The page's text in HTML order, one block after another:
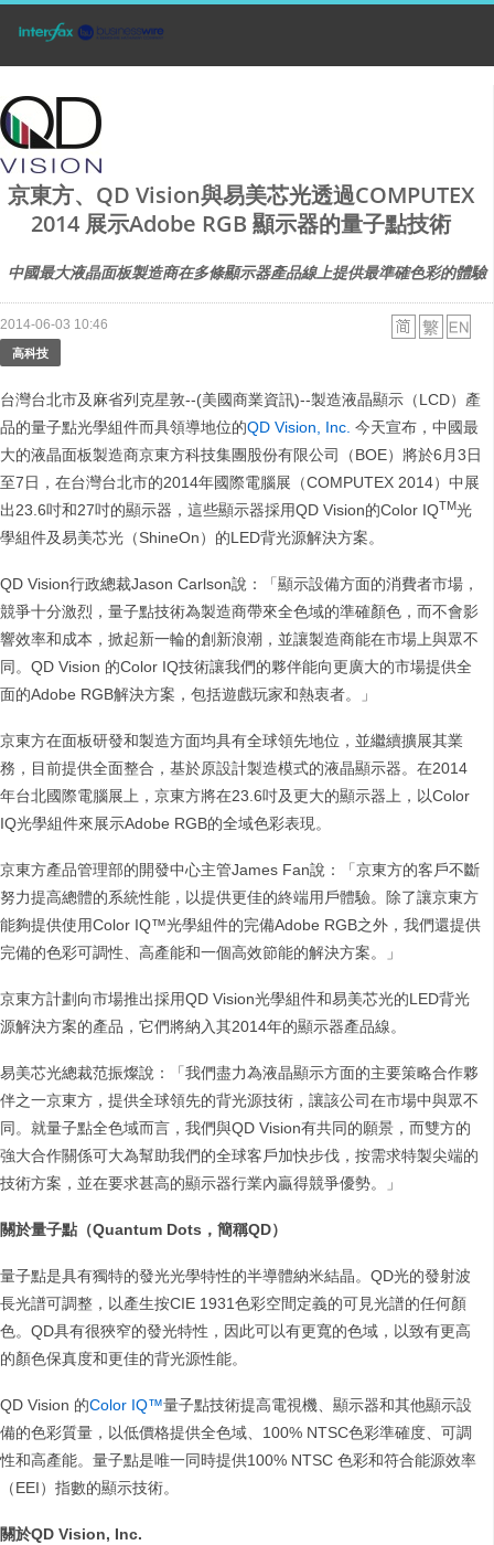
京東方、QD Vision與易美芯光透過COMPUTEX
2014 展示Adobe RGB 顯示器的量子點技術
中國最大液晶面板製造商在多條顯示器產品線上提供最準確色彩的體驗
2014-06-03 10:46
高科技
台灣台北市及麻省列克星敦--(美國商業資訊)--製造液晶顯示（LCD）產
品的量子點光學組件而具領導地位的QD Vision, Inc. 今天宣布，中國最
大的液晶面板製造商京東方科技集團股份有限公司（BOE）將於6月3日
至7日，在台灣台北市的2014年國際電腦展（COMPUTEX 2014）中展
出23.6吋和27吋的顯示器，這些顯示器採用QD Vision的Color IQTM光
學組件及易美芯光（ShineOn）的LED背光源解決方案。
QD Vision行政總裁Jason Carlson說：「顯示設備方面的消費者市場，
競爭十分激烈，量子點技術為製造商帶來全色域的準確顏色，而不會影
響效率和成本，掀起新一輪的創新浪潮，並讓製造商能在市場上與眾不
同。QD Vision 的Color IQ技術讓我們的夥伴能向更廣大的市場提供全
面的Adobe RGB解決方案，包括遊戲玩家和熱衷者。」
京東方在面板研發和製造方面均具有全球領先地位，並繼續擴展其業
務，目前提供全面整合，基於原設計製造模式的液晶顯示器。在2014
年台北國際電腦展上，京東方將在23.6吋及更大的顯示器上，以Color
IQ光學組件來展示Adobe RGB的全域色彩表現。
京東方產品管理部的開發中心主管James Fan說：「京東方的客戶不斷
努力提高總體的系統性能，以提供更佳的終端用戶體驗。除了讓京東方
能夠提供使用Color IQ™光學組件的完備Adobe RGB之外，我們還提供
完備的色彩可調性、高產能和一個高效節能的解決方案。」
京東方計劃向市場推出採用QD Vision光學組件和易美芯光的LED背光
源解決方案的產品，它們將納入其2014年的顯示器產品線。
易美芯光總裁范振燦說：「我們盡力為液晶顯示方面的主要策略合作夥
伴之一京東方，提供全球領先的背光源技術，讓該公司在市場中與眾不
同。就量子點全色域而言，我們與QD Vision有共同的願景，而雙方的
強大合作關係可大為幫助我們的全球客戶加快步伐，按需求特製尖端的
技術方案，並在要求甚高的顯示器行業內贏得競爭優勢。」
關於量子點（Quantum Dots ，簡稱QD）
量子點是具有獨特的發光光學特性的半導體納米結晶。QD光的發射波
長光譜可調整，以產生按CIE 1931色彩空間定義的可見光譜的任何顏
色。QD具有很狹窄的發光特性，因此可以有更寬的色域，以致有更高
的顏色保真度和更佳的背光源性能。
QD Vision 的Color IQ™量子點技術提高電視機、顯示器和其他顯示設
備的色彩質量，以低價格提供全色域、100% NTSC色彩準確度、可調
性和高產能。量子點是唯一同時提供100% NTSC 色彩和符合能源效率
（EEI）指數的顯示技術。
關於QD Vision, Inc.